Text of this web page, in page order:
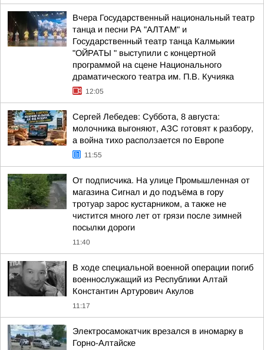
Вчера Государственный национальный театр
танца и песни РА "АЛТАМ" и
Государственный театр танца Калмыкии
"ОЙРАТЫ " выступили с концертной
программой на сцене Национального
драматического театра им. П.В. Кучияка
12:05
Сергей Лебедев: Суббота, 8 августа:
молочника выгоняют, АЗС готовят к разбору,
а война тихо расползается по Европе
11:55
От подписчика. На улице Промышленная от
магазина Сигнал и до подъёма в гору
тротуар зарос кустарником, а также не
чистится много лет от грязи после зимней
посылки дороги
11:40
В ходе специальной военной операции погиб
военнослужащий из Республики Алтай
Константин Артурович Акулов
11:17
Электросамокатчик врезался в иномарку в
Горно-Алтайске